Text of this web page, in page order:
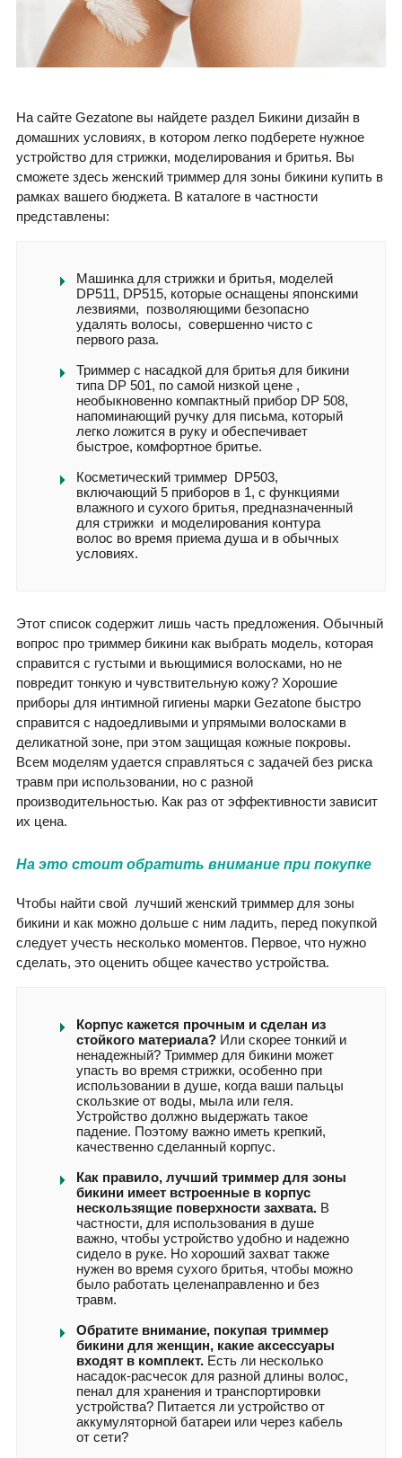
На сайте Gezatone вы найдете раздел Бикини дизайн в
домашних условиях, в котором легко подберете нужное
устройство для стрижки, моделирования и бритья. Вы
сможете здесь женский триммер для зоны бикини купить в
рамках вашего бюджета. В каталоге в частности
представлены:
Машинка для стрижки и бритья, моделей
DP511, DP515, которые оснащены японскими
лезвиями, позволяющими безопасно
удалять волосы, совершенно чисто с
первого раза.
Триммер с насадкой для бритья для бикини
типа DP 501, по самой низкой цене ,
необыкновенно компактный прибор DP 508,
напоминающий ручку для письма, который
легко ложится в руку и обеспечивает
быстрое, комфортное бритье.
Косметический триммер DP503,
включающий 5 приборов в 1, с функциями
влажного и сухого бритья, предназначенный
для стрижки и моделирования контура
волос во время приема душа и в обычных
условиях.
Этот список содержит лишь часть предложения. Обычный
вопрос про триммер бикини как выбрать модель, которая
справится с густыми и вьющимися волосками, но не
повредит тонкую и чувствительную кожу? Хорошие
приборы для интимной гигиены марки Gezatone быстро
справится с надоедливыми и упрямыми волосками в
деликатной зоне, при этом защищая кожные покровы.
Всем моделям удается справляться с задачей без риска
травм при использовании, но с разной
производительностью. Как раз от эффективности зависит
их цена.
На это стоит обратить внимание при покупке
Чтобы найти свой лучший женский триммер для зоны
бикини и как можно дольше с ним ладить, перед покупкой
следует учесть несколько моментов. Первое, что нужно
сделать, это оценить общее качество устройства.
Корпус кажется прочным и сделан из
стойкого материала? Или скорее тонкий и
ненадежный? Триммер для бикини может
упасть во время стрижки, особенно при
использовании в душе, когда ваши пальцы
скользкие от воды, мыла или геля.
Устройство должно выдержать такое
падение. Поэтому важно иметь крепкий,
качественно сделанный корпус.
Как правило, лучший триммер для зоны
бикини имеет встроенные в корпус
нескользящие поверхности захвата. В
частности, для использования в душе
важно, чтобы устройство удобно и надежно
сидело в руке. Но хороший захват также
нужен во время сухого бритья, чтобы можно
было работать целенаправленно и без
травм.
Обратите внимание, покупая триммер
бикини для женщин, какие аксессуары
входят в комплект. Есть ли несколько
насадок-расчесок для разной длины волос,
пенал для хранения и транспортировки
устройства? Питается ли устройство от
аккумуляторной батареи или через кабель
от сети?